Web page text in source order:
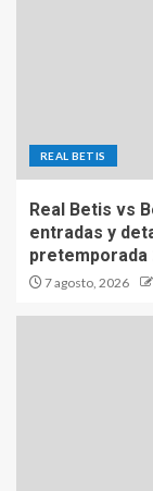
REAL BETIS
Real Betis vs
entradas y
pretemporada
7 agosto, 2026